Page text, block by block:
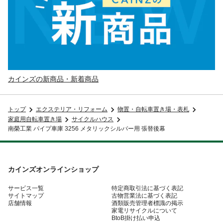
カインズの新商品・新着商品
トップ エクステリア・リフォーム
物置・自転車置き場・表札
家庭用自転車置き場
サイクルハウス
南榮工業 パイプ車庫 3256 メタリックシルバー用 張替後幕
カインズオンラインショップ
サービス一覧
サイトマップ
店舗情報
特定商取引法に基づく表記
古物営業法に基づく表記
酒類販売管理者標識の掲示
家電リサイクルについて
BtoB掛け払い申込